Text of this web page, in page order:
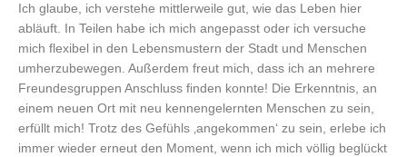
Ich glaube, ich verstehe mittlerweile gut, wie das Leben hier
abläuft. In Teilen habe ich mich angepasst oder ich versuche
mich flexibel in den Lebensmustern der Stadt und Menschen
umherzubewegen. Außerdem freut mich, dass ich an mehrere
Freundesgruppen Anschluss finden konnte! Die Erkenntnis, an
einem neuen Ort mit neu kennengelernten Menschen zu sein,
erfüllt mich! Trotz des Gefühls ‚angekommen‘ zu sein, erlebe ich
immer wieder erneut den Moment, wenn ich mich völlig beglückt